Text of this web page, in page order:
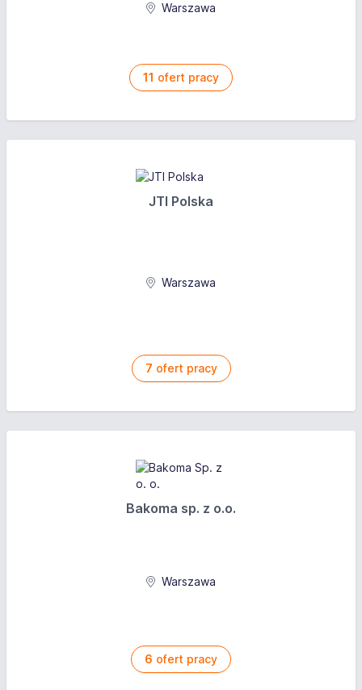
Warszawa
11 ofert pracy
JTI Polska
Warszawa
7 ofert pracy
Bakoma sp. z o.o.
Warszawa
6 ofert pracy